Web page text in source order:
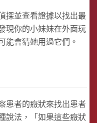
探並查看證據以找出最
現你的小妹妹在外面玩
能會猜她用過它們。
患者的癥狀來找出患者
說法，「如果這些癥狀